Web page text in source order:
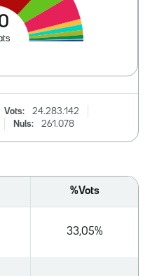
Vots:
24.283.142
Nuls: 261.078
%Vots
33,05%